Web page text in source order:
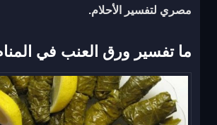
مصري لتفسير الأحلام.
ما تفسير ورق العنب في